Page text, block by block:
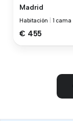
Madrid
Habitación 1 cama
€ 455